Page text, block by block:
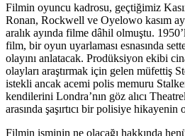
Filmin oyuncu kadrosu, geçtiğimiz
Ronan, Rockwell ve Oyelowo kasım
aralık ayında filme dâhil olmuştu.
film, bir oyun uyarlaması esnasında
olayını anlatacak. Prodüksiyon ekibi
olayları araştırmak için gelen müfettiş
istekli ancak acemi polis memuru
kendilerini Londra’nın göz alıcı
arasında şaşırtıcı bir polisiye hikayenin
Filmin isminin ne olacağı hakkında